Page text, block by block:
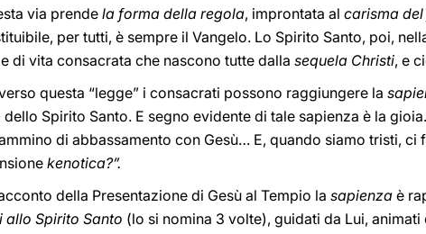
via prendela forma della regola, improntata al carisma
per tutti, è sempre il Vangelo. Lo Spirito Santo, poi,
di vita consacrata che nascono tutte dalla sequela Christi, e
questa “legge” i consacrati possono raggiungere la
Spirito Santo. E segno evidente di tale sapienza è la
di abbassamento con Gesù… E, quando siamo tristi,
kenotica?”.
della Presentazione di Gesù al Tempio la sapienza è
allo Spirito Santo (lo si nomina 3 volte), guidati da Lui,